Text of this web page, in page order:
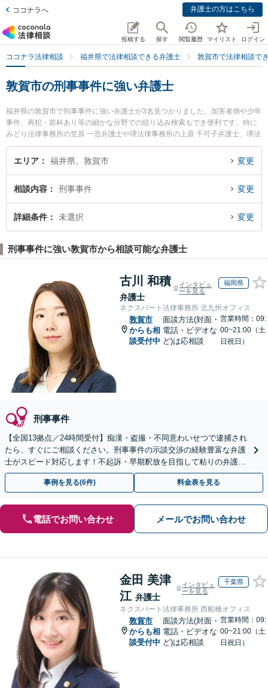
ココナラへ 弁護士の方はこちら
投稿する 探す 閲覧履歴 マイリスト ログイン
ココナラ法律相談 福井県で法律相談できる弁護士 敦賀市で法律相談で
敦賀市の刑事事件に強い弁護士
福井県の敦賀市で刑事事件に強い弁護士が3名見つかりました。加害者側や少年
事件、再犯・前科あり等の細かな分野での絞り込み検索もでき便利です。特に
みどり法律事務所の笠原 一浩弁護士や堺法律事務所の上原 千可子弁護士、堺法
律事務所の元山 詩菜弁護士のプロフィール情報や弁護士費用、強みなどが注目
されています。『敦賀市で土日や夜間に発生した刑事事件のトラブルを今すぐ
に弁護士に相談したい』『刑事事件のトラブル解決の実績豊富な近くの弁護士
に相談予約したい』などでお困りの相談者さんにおすすめです。
エリア 福井県、敦賀市 変更
相談内容 刑事事件 変更
詳細条件 未選択 変更
刑事事件に強い敦賀市から相談可能な弁護士
古川 和積
弁護士
インタビュ
ーを見る
福岡県
ネクスパート法律事務所 北九州オフィス
敦賀市
からも相
談受付中
面談方法(対面・
電話・ビデオな
ど)は応相談
営業時間：09:
00~21:00（土
日祝日）
刑事事件
【全国13拠点／24時間受付】痴漢・盗撮・不同意わいせつで逮捕され
たら、すぐにご相談ください。刑事事件の示談交渉の経験豊富な弁護
士がスピード対応します！不起訴・早期釈放を目指して粘りの弁護活
動を行います。
事例を見る(6件) 料金表を見る
電話でお問い合わせ メールでお問い合わせ
金田 美津
江 弁護士
インタビュ
ーを見る
千葉県
ネクスパート法律事務所 西船橋オフィス
敦賀市
からも相
談受付中
面談方法(対面・
電話・ビデオな
ど)は応相談
営業時間：09:
00~21:00（土
日祝日）